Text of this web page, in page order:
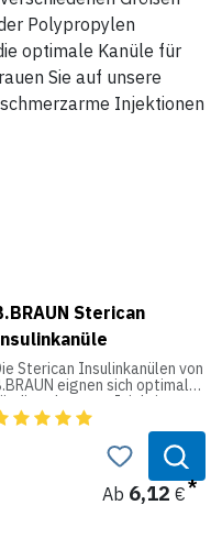
Polypropylen
optimale Kanüle für
Sie auf unsere
Injektionen
Sterican
Sterican Insulinkanülen von
eignen sich optimal
die subcutane Injektion von
Die Kanülen wurden mit
Silikonbeschichtung versehen.
Dies gewährleistet eine
schmerzarme Injektion.
Zusätzlich besteht das
Ab 6,12 €